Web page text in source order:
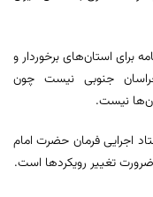
برای استان‌های برخوردار و
جنوبی نیست چون
نیست.
اجرایی فرمان حضرت امام
تغییر رویکردها است.